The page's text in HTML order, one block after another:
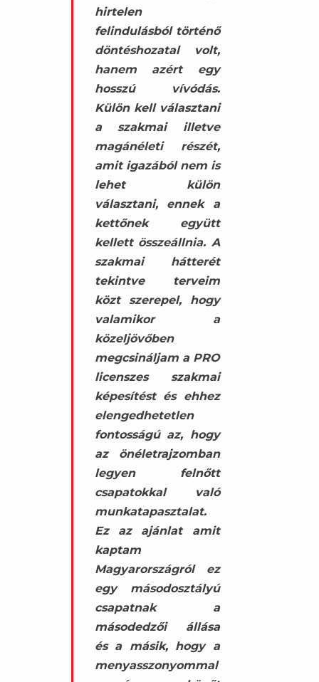
hirtelen
felindulásból történő
döntéshozatal volt,
hanem azért egy
hosszú vívódás.
Külön kell választani
a szakmai illetve
magánéleti részét,
amit igazából nem is
lehet külön
választani, ennek a
kettőnek együtt
kellett összeállnia. A
szakmai hátterét
tekintve terveim
közt szerepel, hogy
valamikor a
közeljövőben
megcsináljam a PRO
licenszes szakmai
képesítést és ehhez
elengedhetetlen
fontosságú az, hogy
az önéletrajzomban
legyen felnőtt
csapatokkal való
munkatapasztalat.
Ez az ajánlat amit
kaptam
Magyarországról ez
egy másodosztályú
csapatnak a
másodedzői állása
és a másik, hogy a
menyasszonyommal